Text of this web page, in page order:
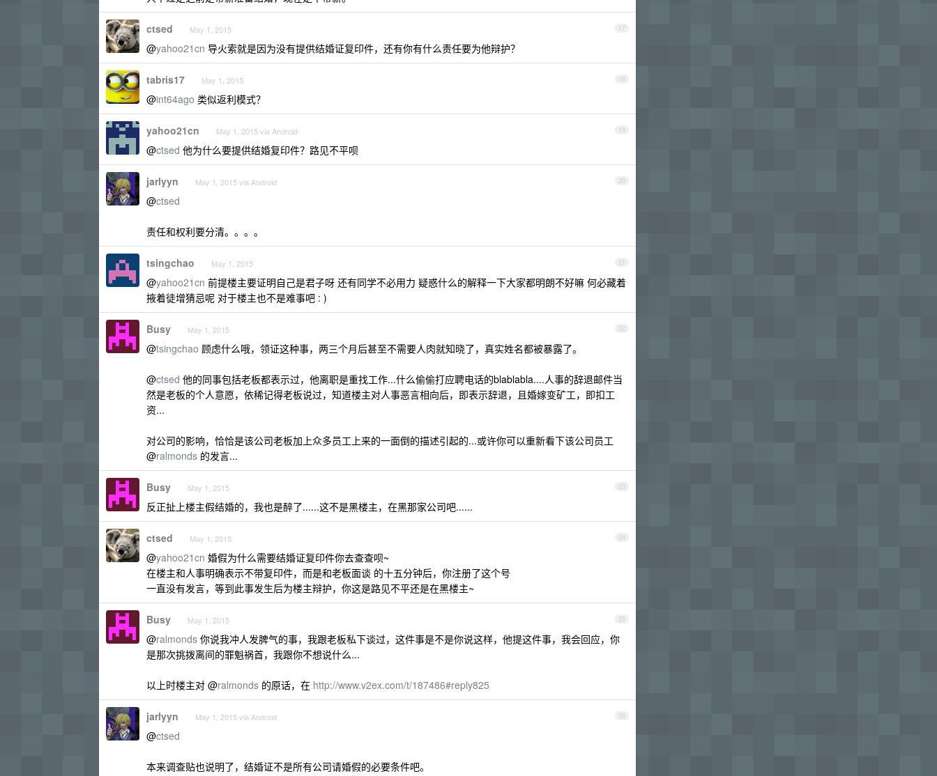
17
ctsed May 1, 2015
@yahoo21cn 导火索就是因为没有提供结婚证复印件，还有你有什么责任要为他辩护？
18
tabris17 May 1, 2015
@int64ago 类似返利模式？
19
yahoo21cn May 1, 2015 via Android
@ctsed 他为什么要提供结婚复印件？路见不平呗
20
jarlyyn May 1, 2015 via Android
@ctsed
责任和权利要分清。。。。
21
tsingchao May 1, 2015
@yahoo21cn 前提楼主要证明自己是君子呀 还有同学不必用力 疑惑什么的解释一下大家都明朗不好嘛 何必藏着
掖着徒增猜忌呢 对于楼主也不是难事吧 : )
22
Busy May 1, 2015
@tsingchao 顾虑什么哦，领证这种事，两三个月后甚至不需要人肉就知晓了，真实姓名都被暴露了。
@ctsed 他的同事包括老板都表示过，他离职是重找工作...什么偷偷打应聘电话的blablabla....人事的辞退邮件当
然是老板的个人意愿，依稀记得老板说过，知道楼主对人事恶言相向后，即表示辞退，且婚嫁变矿工，即扣工
资...
对公司的影响，恰恰是该公司老板加上众多员工上来的一面倒的描述引起的...或许你可以重新看下该公司员工
@ralmonds 的发言...
23
Busy May 1, 2015
反正扯上楼主假结婚的，我也是醉了......这不是黑楼主，在黑那家公司吧......
24
ctsed May 1, 2015
@yahoo21cn 婚假为什么需要结婚证复印件你去查查呗~
在楼主和人事明确表示不带复印件，而是和老板面谈 的十五分钟后，你注册了这个号
一直没有发言，等到此事发生后为楼主辩护，你这是路见不平还是在黑楼主~
25
Busy May 1, 2015
@ralmonds 你说我冲人发脾气的事，我跟老板私下谈过，这件事是不是你说这样，他提这件事，我会回应，你
是那次挑拨离间的罪魁祸首，我跟你不想说什么...
以上时楼主对 @ralmonds 的原话，在 http://www.v2ex.com/t/187486#reply825
26
jarlyyn May 1, 2015 via Android
@ctsed
本来调查贴也说明了，结婚证不是所有公司请婚假的必要条件吧。